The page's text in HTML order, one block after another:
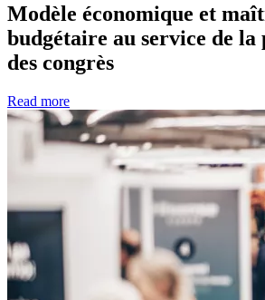
Modèle économique et
budgétaire au service de la
des congrès
Read more